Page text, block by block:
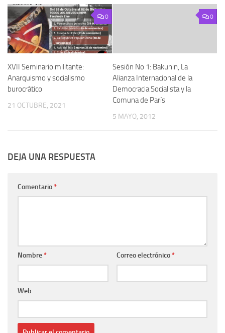
0
XVII Seminario militante:
Anarquismo y socialismo
burocrático
21 OCTUBRE, 2021
0
Sesión No 1: Bakunin, La
Alianza Internacional de la
Democracia Socialista y la
Comuna de París
5 MAYO, 2012
DEJA UNA RESPUESTA
Comentario*
Nombre* Correo electrónico*
Web